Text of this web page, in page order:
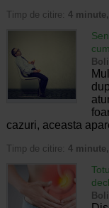
Timp de citire: 4
cazuri, aceasta
Timp de citire: 4